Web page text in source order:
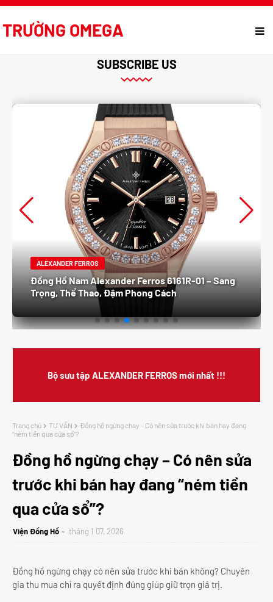
TRƯỜNG OMEGA
SUBSCRIBE US
ALEXANDER FERROS
Đồng Hồ Nam Alexander Ferros 6161R-01 – Sang
Trọng, Thể Thao, Đậm Phong Cách
Bộ sưu tập ALEXANDER FERROS mới nhất !!!
Trang chủ TƯ VẤN
Đồng hồ ngừng chạy – Có nên sửa trước khi bán hay đang
“ném tiền qua cửa sổ”?
Đồng hồ ngừng chạy – Có nên sửa
trước khi bán hay đang “ném tiền
qua cửa sổ”?
Viện Đồng Hồ tháng 1 07, 2026
Đồng hồ ngừng chạy có nên sửa trước khi bán không? Chuyên
gia thu mua chỉ ra quyết định đúng giúp giữ trọn giá trị.